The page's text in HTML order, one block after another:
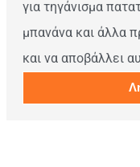
για τηγάνισμα
μπανάνα και άλλα
και να αποβάλλει